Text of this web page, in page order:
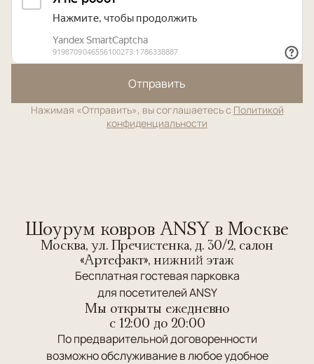
Отправить
Нажимая «Отправить», вы соглашаетесь с Политикой
конфиденциальности
Шоурум ковров ANSY в Москве
Москва, ул. Пречистенка, д. 30/2, салон
«Артефакт», нижний этаж
Бесплатная гостевая парковка
для посетителей ANSY
Мы открыты ежедневно
c 12:00 до 20:00
По предварительной договоренности
возможно обслуживание в любое удобное